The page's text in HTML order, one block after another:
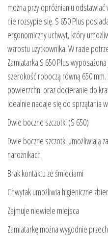
można przy opróżnianiu
nie rozsypie się. S 650 Plus
ergonomiczny uchwyt, który
wzrostu użytkownika. W razie
Zamiatarka S 650 Plus
szerokość roboczą równą 650
powierzchni oraz docieranie do
idealnie nadaje się do sprzątania
Dwie boczne szczotki (S 650)
Dwie boczne szczotki umożliwiają
narożnikach
Brak kontaktu ze śmieciami
Chwytak umożliwia higieniczne
Zajmuje niewiele miejsca
Zamiatarkę można wygodnie